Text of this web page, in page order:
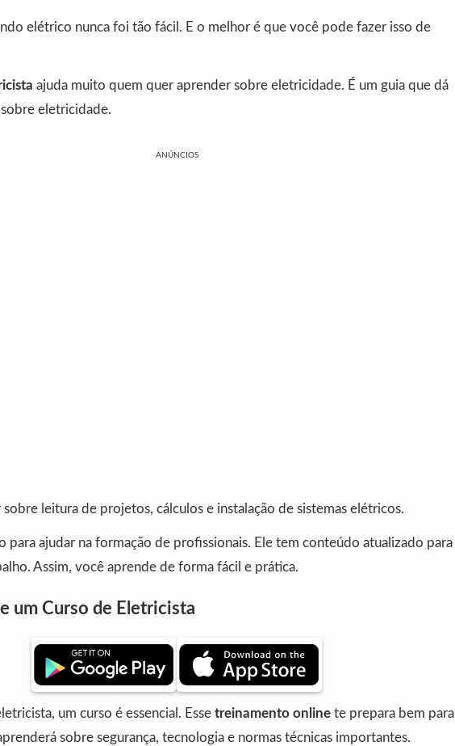
elétrico nunca foi tão fácil. E o melhor é que você pode fazer isso de
ajuda muito quem quer aprender sobre eletricidade. É um guia que dá
eletricidade.
ANÚNCIOS
leitura de projetos, cálculos e instalação de sistemas elétricos.
para ajudar na formação de profissionais. Ele tem conteúdo atualizado para
Assim, você aprende de forma fácil e prática.
um Curso de Eletricista
um curso é essencial. Esse treinamento online te prepara bem para
sobre segurança, tecnologia e normas técnicas importantes.